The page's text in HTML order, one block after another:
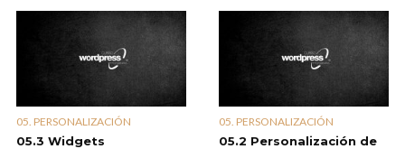
05. PERSONALIZACIÓN
05.3 Widgets
05. PERSONALIZACIÓN
05.2 Personalización de